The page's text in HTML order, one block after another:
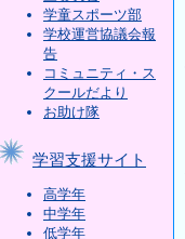
学童スポーツ部
学校運営協議会報
告
コミュニティ・ス
クールだより
お助け隊
学習支援サイト
高学年
中学年
低学年